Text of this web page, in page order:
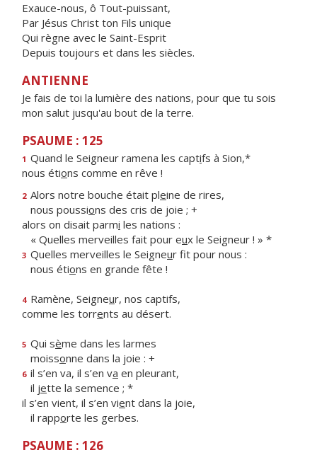
Exauce-nous, ô Tout-puissant,
Par Jésus Christ ton Fils unique
Qui règne avec le Saint-Esprit
Depuis toujours et dans les siècles.
ANTIENNE
Je fais de toi la lumière des nations, pour que tu sois
mon salut jusqu'au bout de la terre.
PSAUME : 125
1 Quand le Seigneur ramena les captifs à Sion,*
nous étions comme en rêve !
2 Alors notre bouche était pleine de rires,
nous poussions des cris de joie ; +
alors on disait parmi les nations :
« Quelles merveilles fait pour eux le Seigneur ! » *
3 Quelles merveilles le Seigneur fit pour nous :
nous étions en grande fête !
4 Ramène, Seigneur, nos captifs,
comme les torrents au désert.
5 Qui sème dans les larmes
moissonne dans la joie : +
6 il s’en va, il s’en va en pleurant,
il jette la semence ; *
il s’en vient, il s’en vient dans la joie,
il rapporte les gerbes.
PSAUME : 126